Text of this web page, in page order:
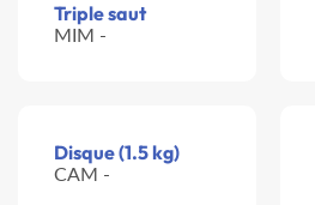
Triple saut
MIM -
Disque (1.5 kg)
CAM -